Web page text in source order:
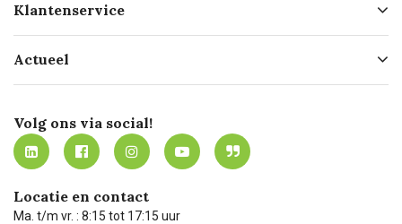
Geschiedenis
Missie
Werken bij Carel Lurvink
MVO
Klantenservice
Bezorgen
Mijn Carel Lurvink
Mijn Carel Lurvink instructievideo's
Carel Lurvink App
Hulp op afstand
Technische dienst
Actueel
Innovation LAB
Tevreden klanten
Carel Lurvink Blog
Carel de podcast
Volg ons via social!
Locatie en contact
Ma. t/m vr. : 8:15 tot 17:15 uur